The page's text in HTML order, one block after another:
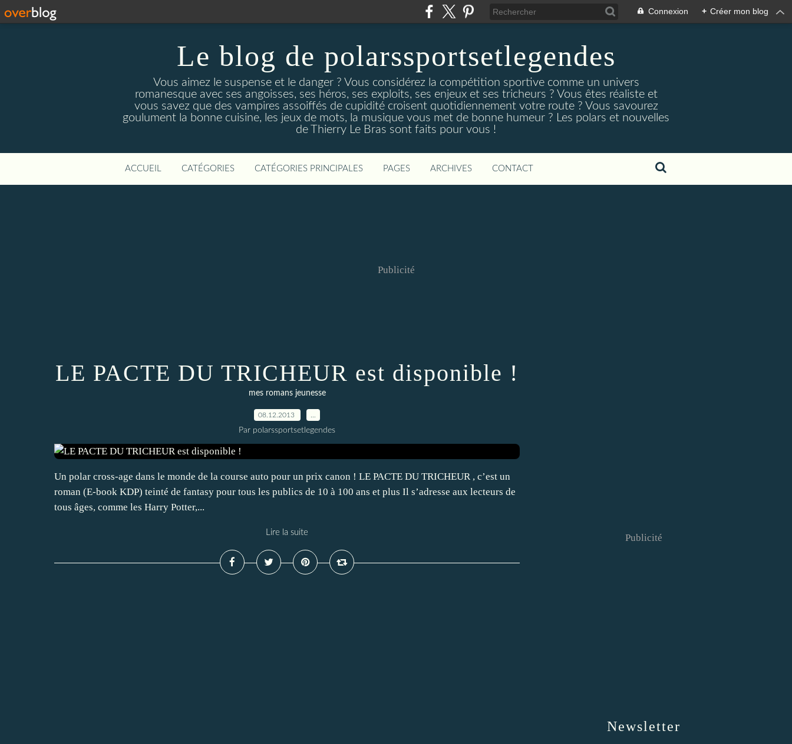
Connexion + Créer mon blog
Le blog de polarssportsetlegendes
Vous aimez le suspense et le danger ? Vous considérez la compétition sportive comme un univers
romanesque avec ses angoisses, ses héros, ses exploits, ses enjeux et ses tricheurs ? Vous êtes réaliste et
vous savez que des vampires assoiffés de cupidité croisent quotidiennement votre route ? Vous savourez
goulument la bonne cuisine, les jeux de mots, la musique vous met de bonne humeur ? Les polars et nouvelles
de Thierry Le Bras sont faits pour vous !
ACCUEIL CATÉGORIES CATÉGORIES PRINCIPALES PAGES ARCHIVES CONTACT
Publicité
LE PACTE DU TRICHEUR est disponible !
mes romans jeunesse
08.12.2013
Par polarssportsetlegendes
Un polar cross-age dans le monde de la course auto pour un prix canon ! LE PACTE DU TRICHEUR , c’est un
roman (E-book KDP) teinté de fantasy pour tous les publics de 10 à 100 ans et plus Il s’adresse aux lecteurs de
tous âges, comme les Harry Potter,...
Lire la suite
Newsletter
Publicité